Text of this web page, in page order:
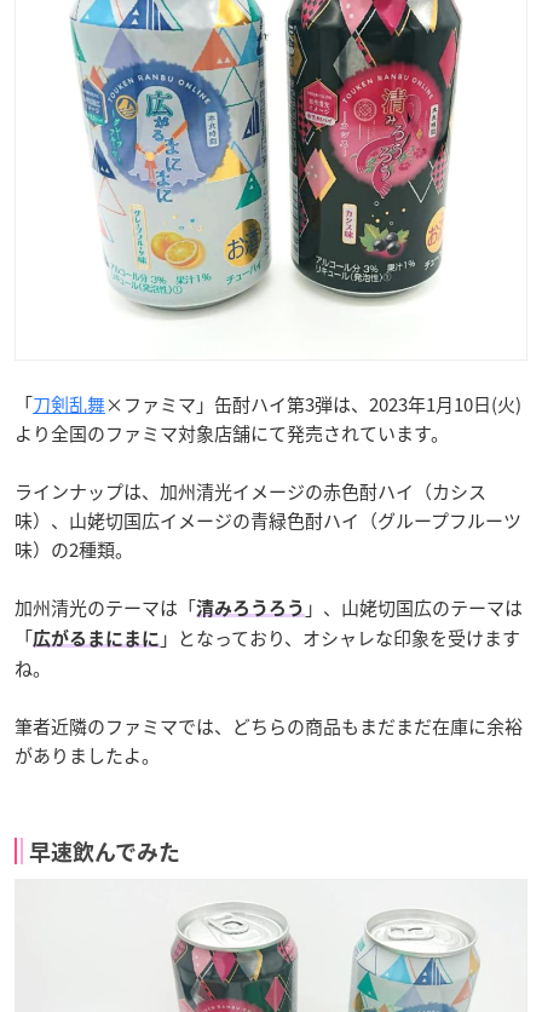
「刀剣乱舞×ファミマ」缶酎ハイ第3弾は、2023年1月10日(火)
より全国のファミマ対象店舗にて発売されています。
ラインナップは、加州清光イメージの赤色酎ハイ（カシス
味）、山姥切国広イメージの青緑色酎ハイ（グループフルーツ
味）の2種類。
加州清光のテーマは「清みろうろう 」、山姥切国広のテーマは
「広がるまにまに 」となっており、オシャレな印象を受けます
ね。
筆者近隣のファミマでは、どちらの商品もまだまだ在庫に余裕
がありましたよ。
早速飲んでみた